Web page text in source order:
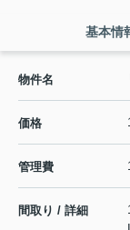
基本情
物件名
価格
管理費
間取り / 詳細